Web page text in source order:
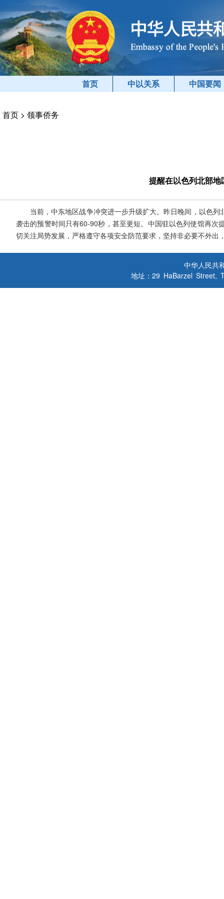
首页 中以关系 中国要闻
首页 > 领事侨务
提醒在以色列北部
当前，中东地区战争冲突进一步升级扩大。昨日晚间，以色
袭击的预警时间只有60-90秒，甚至更短。中国驻以色列使馆再
切关注局势发展，严格遵守各项安全防范要求，坚持非必要不外出
中华人民共
地址：29 HaBarzel Street,